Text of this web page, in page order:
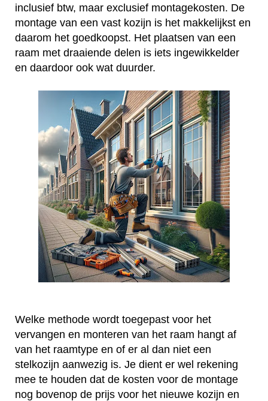
inclusief btw, maar exclusief montagekosten. De
montage van een vast kozijn is het makkelijkst en
daarom het goedkoopst. Het plaatsen van een
raam met draaiende delen is iets ingewikkelder
en daardoor ook wat duurder.
Welke methode wordt toegepast voor het
vervangen en monteren van het raam hangt af
van het raamtype en of er al dan niet een
stelkozijn aanwezig is. Je dient er wel rekening
mee te houden dat de kosten voor de montage
nog bovenop de prijs voor het nieuwe kozijn en